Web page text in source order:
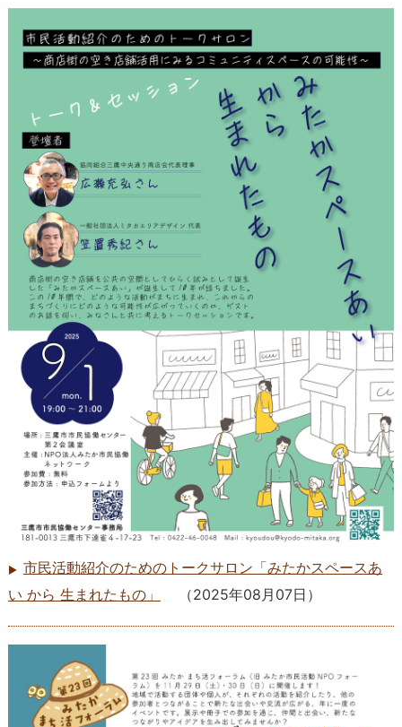
市民活動紹介のためのトークサロン「みたかスペースあ
い から 生まれたもの」
（2025年08月07日 ）